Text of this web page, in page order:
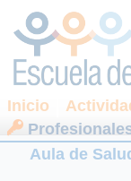
Inicio
Aula de